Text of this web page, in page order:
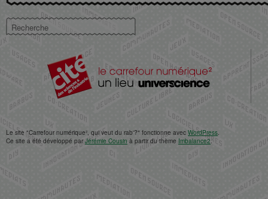
Le site "Carrefour numérique², qui veut du rab'?" fonctionne avec WordPress.
Ce site a été développé parJérémie Cousin à partir du thème Imbalance2.